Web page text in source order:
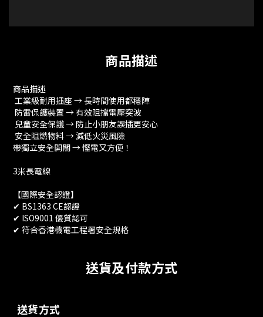
商品描述
商品描述
工業級耐用插座 → 長時間使用都穩陣
防雷保護裝置 → 有效阻擋電壓突波
兒童安全保護 → 防止小朋友誤插更安心
安全阻燃物料 → 減低火災風險
帶獨立安全開關 → 慳電又方便！
3米長電線
【國際安全認證】
✔ BS1363 CE認證
✔ ISO9001 優質認可
✔ 符合香港機電工程署安全規格
送貨及付款方式
送貨方式